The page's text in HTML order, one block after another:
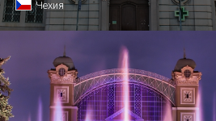
Чехия
Пражские улицы полны мифов
и легенд, и каждое старое здание
здесь давно обросло преданиями.